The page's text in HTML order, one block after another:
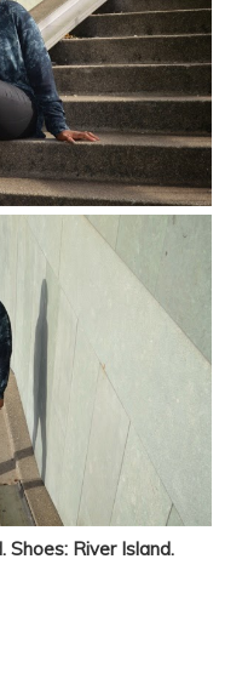
Shoes: River Island.